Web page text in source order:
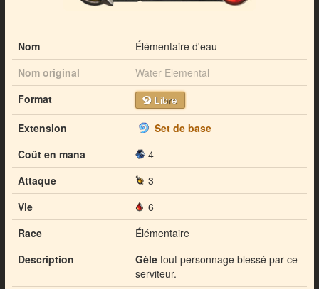
Nom
Élémentaire d'eau
Nom original
Water Elemental
Format
Libre
Extension
Set de base
Coût en mana
4
Attaque
3
Vie
6
Race
Élémentaire
Description
Gèletout personnage blessé par ce
serviteur.